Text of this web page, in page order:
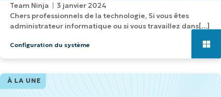
Team Ninja
3 janvier 2024
Chers professionnels de la technologie, Si vous êtes
administrateur informatique ou si vous travaillez dans[...]
Configuration du système
À LA UNE